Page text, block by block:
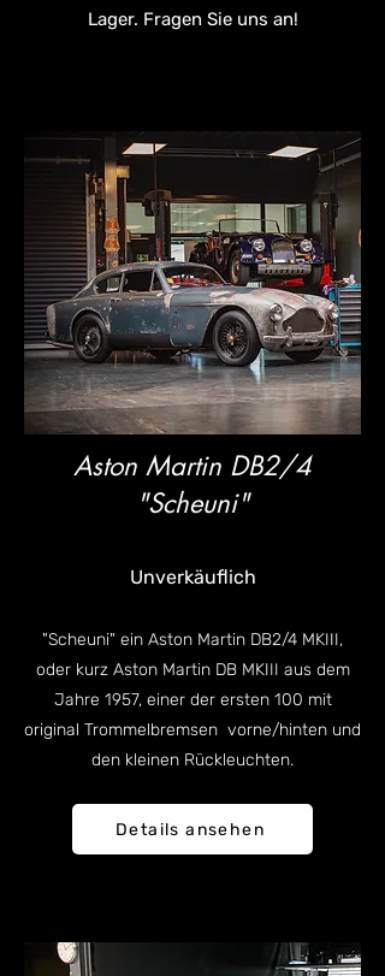
Lager. Fragen Sie uns an!
Aston Martin DB2/4
"Scheuni"
Unverkäuflich
"Scheuni" ein Aston Martin DB2/4 MKIII,
oder kurz Aston Martin DB MKIII aus dem
Jahre 1957, einer der ersten 100 mit
original Trommelbremsen vorne/hinten und
den kleinen Rückleuchten.​
Details ansehen